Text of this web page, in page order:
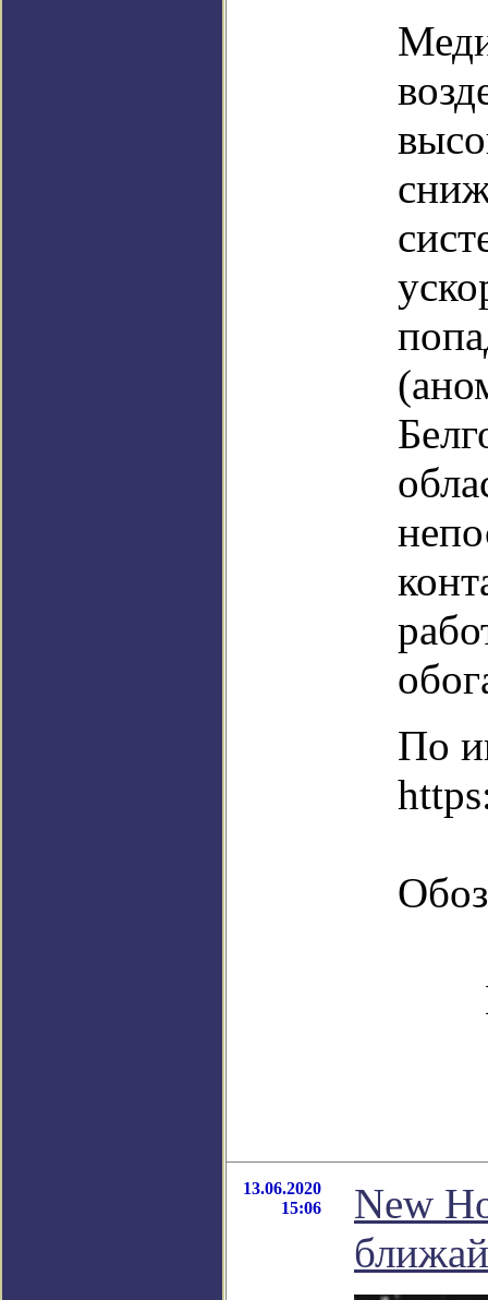
По
13.06.2020
15:06
New